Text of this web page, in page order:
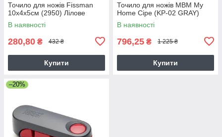
Точило для ножів Fissman
10х4х5см (2950) Лілове
В наявності
280,80 ₴ 432 ₴
Купити
Точило для ножів МВМ My
Home Сіре (KP-02 GRAY)
В наявності
796,25 ₴ 1 225 ₴
Купити
–20%